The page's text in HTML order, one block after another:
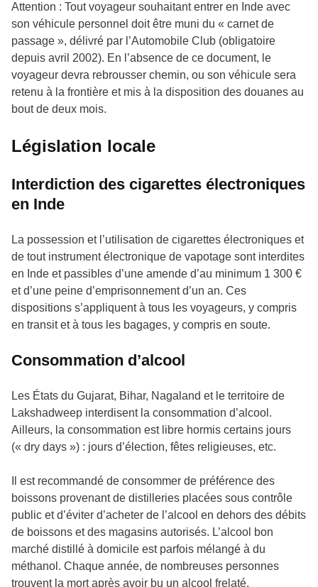
Attention : Tout voyageur souhaitant entrer en Inde avec
son véhicule personnel doit être muni du « carnet de
passage », délivré par l’Automobile Club (obligatoire
depuis avril 2002). En l’absence de ce document, le
voyageur devra rebrousser chemin, ou son véhicule sera
retenu à la frontière et mis à la disposition des douanes au
bout de deux mois.
Législation locale
Interdiction des cigarettes électroniques
en Inde
La possession et l’utilisation de cigarettes électroniques et
de tout instrument électronique de vapotage sont interdites
en Inde et passibles d’une amende d’au minimum 1 300 €
et d’une peine d’emprisonnement d’un an. Ces
dispositions s’appliquent à tous les voyageurs, y compris
en transit et à tous les bagages, y compris en soute.
Consommation d’alcool
Les États du Gujarat, Bihar, Nagaland et le territoire de
Lakshadweep interdisent la consommation d’alcool.
Ailleurs, la consommation est libre hormis certains jours
(« dry days ») : jours d’élection, fêtes religieuses, etc.
Il est recommandé de consommer de préférence des
boissons provenant de distilleries placées sous contrôle
public et d’éviter d’acheter de l’alcool en dehors des débits
de boissons et des magasins autorisés. L’alcool bon
marché distillé à domicile est parfois mélangé à du
méthanol. Chaque année, de nombreuses personnes
trouvent la mort après avoir bu un alcool frelaté.